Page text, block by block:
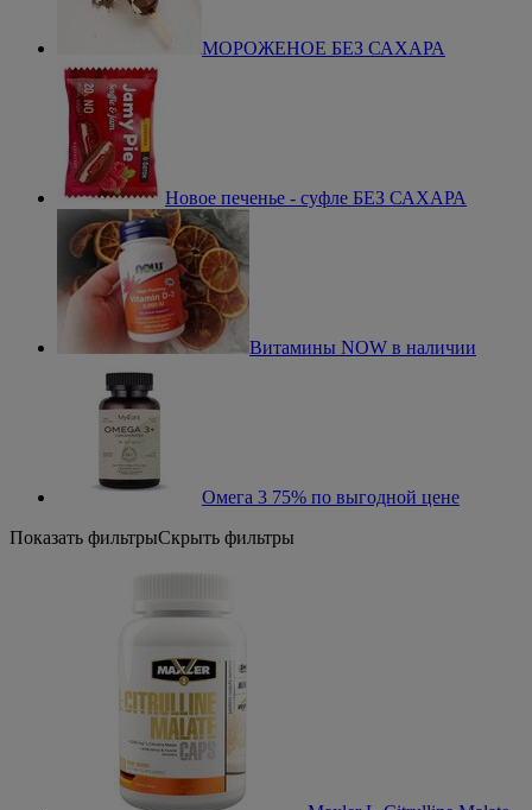
МОРОЖЕНОЕ БЕЗ САХАРА
Новое печенье - суфле БЕЗ САХАРА
Витамины NOW в наличии
Омега 3 75% по выгодной цене
Показать фильтрыСкрыть фильтры